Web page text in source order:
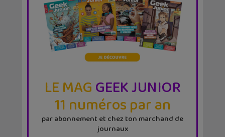
LE MAGGEEK JUNIOR
11 numéros par an
par abonnement et chez ton marchand de
journaux